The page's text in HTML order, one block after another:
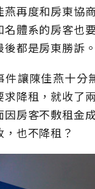
燕再度和房東協
名體系的房客也
後都是房東勝訴。
件讓陳佳燕十分
求降租，就收了
因房客不敷租金
，也不降租？